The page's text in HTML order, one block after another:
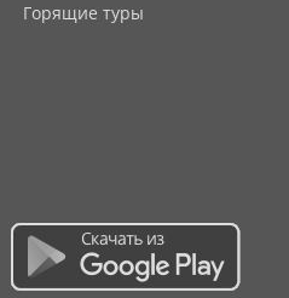
Горящие туры